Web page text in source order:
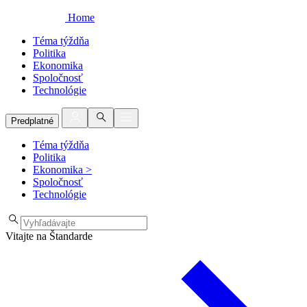
Home
Téma týždňa
Politika
Ekonomika
Spoločnosť
Technológie
Predplatné
Téma týždňa
Politika
Ekonomika >
Spoločnosť
Technológie
Vitajte na Štandarde